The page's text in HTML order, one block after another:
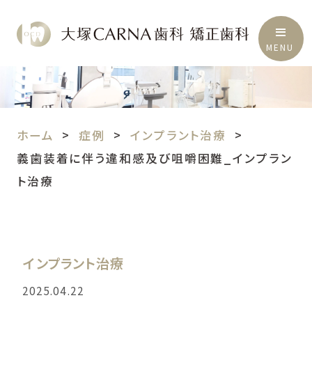
MENU
ホーム 症例
インプラント治療
義歯装着に伴う違和感及び咀嚼困難_インプラン
ト治療
インプラント治療
2025.04.22